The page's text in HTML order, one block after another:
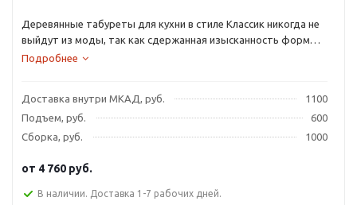
Деревянные табуреты для кухни в стиле Классик никогда не
выйдут из моды, так как сдержанная изысканность форм
способна преобразить любой интерьер.
Подробнее
Доставка внутри МКАД, руб.
1100
Подъем, руб.
600
Сборка, руб.
1000
от 4 760 руб.
В наличии. Доставка 1-7 рабочих дней.